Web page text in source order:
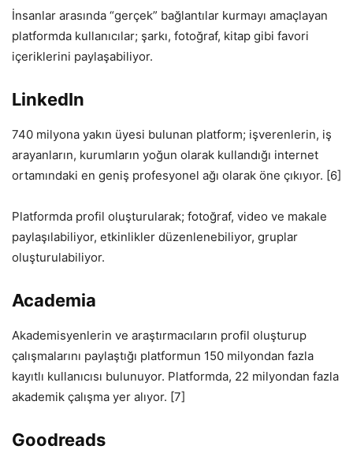
İnsanlar arasında “gerçek” bağlantılar kurmayı amaçlayan
platformda kullanıcılar; şarkı, fotoğraf, kitap gibi favori
içeriklerini paylaşabiliyor.
LinkedIn
740 milyona yakın üyesi bulunan platform; işverenlerin, iş
arayanların, kurumların yoğun olarak kullandığı internet
ortamındaki en geniş profesyonel ağı olarak öne çıkıyor. [6]
Platformda profil oluşturularak; fotoğraf, video ve makale
paylaşılabiliyor, etkinlikler düzenlenebiliyor, gruplar
oluşturulabiliyor.
Academia
Akademisyenlerin ve araştırmacıların profil oluşturup
çalışmalarını paylaştığı platformun 150 milyondan fazla
kayıtlı kullanıcısı bulunuyor. Platformda, 22 milyondan fazla
akademik çalışma yer alıyor. [7]
Goodreads